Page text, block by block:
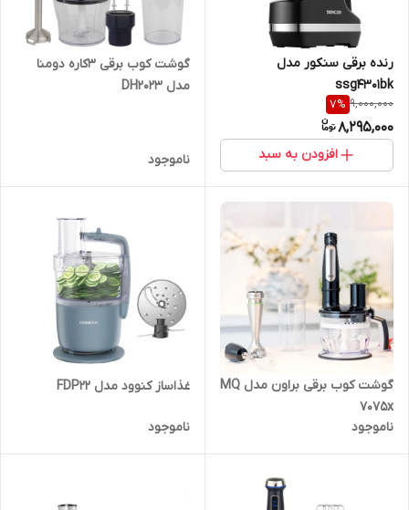
رنده برقی سنکور مدل
ssg4301bk
9,000,000
7%
8,295,000
افزودن به سبد
گوشت کوب برقی ۳کاره دومنا
مدل DH2023
ناموجود
گوشت کوب برقی براون مدل MQ
7075x
ناموجود
غذاساز کنوود مدل FDP22
ناموجود